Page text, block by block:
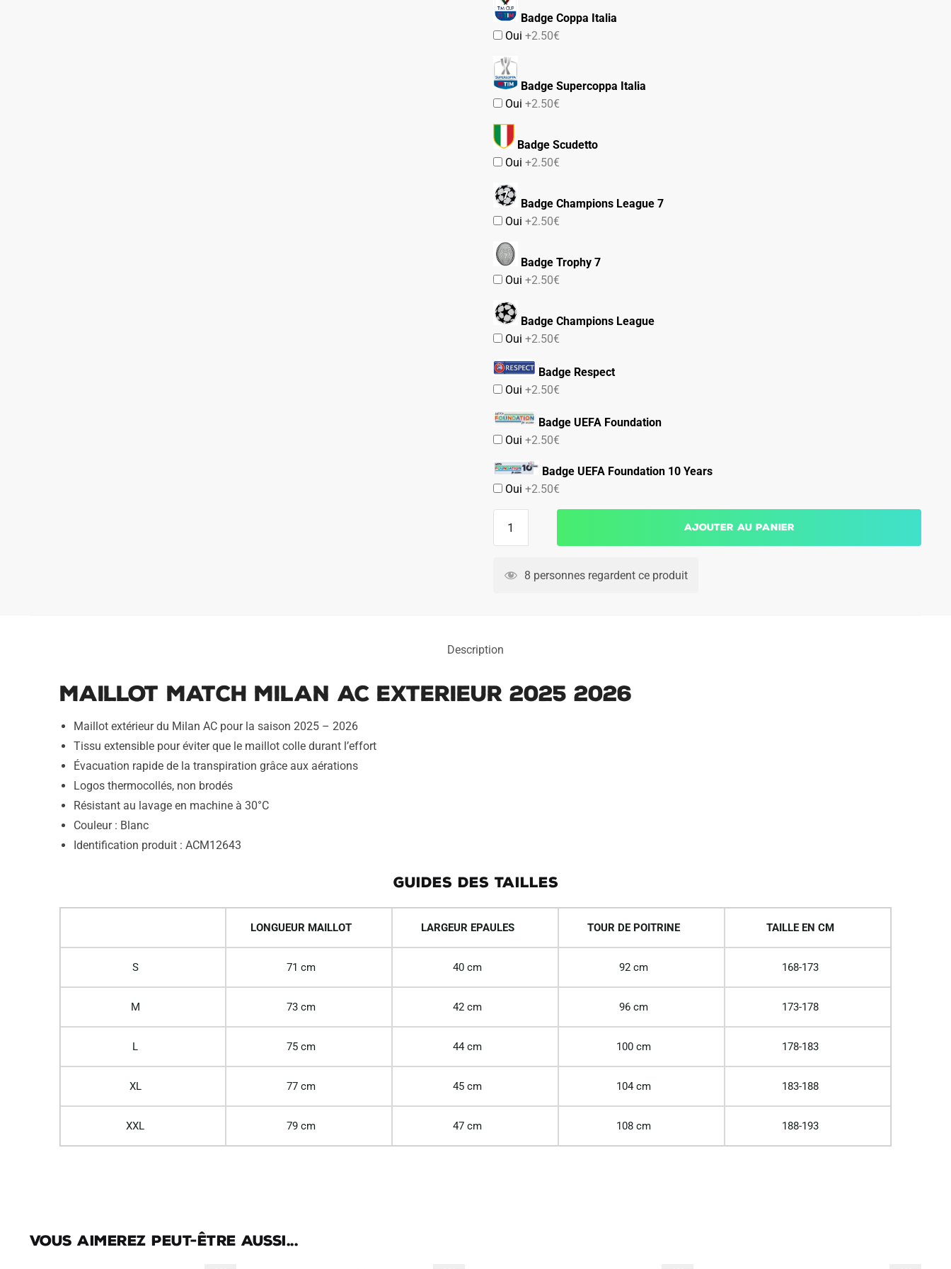
Badge Coppa Italia
Oui+2.50€
Badge Supercoppa Italia
Oui+2.50€
Badge Scudetto
Oui+2.50€
Badge Champions League 7
Oui+2.50€
Badge Trophy 7
Oui+2.50€
Badge Champions League
Oui+2.50€
Badge Respect
Oui+2.50€
Badge UEFA Foundation
Oui+2.50€
Badge UEFA Foundation 10 Years
Oui+2.50€
Match
Ajouter au panier
8 personnes regardent ce produit
Description
Maillot Match Milan AC Exterieur 2025 2026
Maillot extérieur du Milan AC pour la saison 2025 – 2026
Tissu extensible pour éviter que le maillot colle durant l’effort
Évacuation rapide de la transpiration grâce aux aérations
Logos thermocollés, non brodés
Résistant au lavage en machine à 30°C
Couleur : Blanc
Identification produit : ACM12643
GUIDES DES TAILLES
LONGUEUR MAILLOT LARGEUR EPAULES TOUR DE POITRINE TAILLE EN CM
S 71 cm 40 cm 92 cm 168-173
M 73 cm 42 cm 96 cm 173-178
L 75 cm 44 cm 100 cm 178-183
XL 77 cm 45 cm 104 cm 183-188
XXL 79 cm 47 cm 108 cm 188-193
Vous aimerez peut-être aussi...